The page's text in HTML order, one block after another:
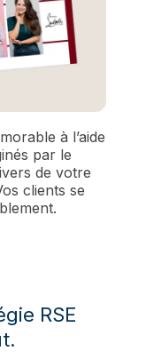
à l’aide
par le
de votre
clients se
RSE